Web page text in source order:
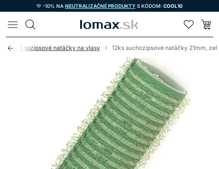
💜 -10% NA NEUTRALIZAČNÉ PRODUKTY S KÓDOM: COOL10
LOMAX
Suchozipsové natáčky na vlasy 12ks suchozipsové natáčky 21mm,